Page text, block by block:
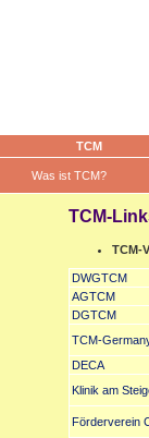
TCM
Was ist TCM?
TCM-
TCM-
DWGTCM
AGTCM
DGTCM
TCM-
DECA
Klinik am
Förderverein